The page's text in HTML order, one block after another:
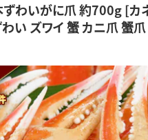
ずわいがに爪 約700g [
い ズワイ 蟹 カニ爪 蟹